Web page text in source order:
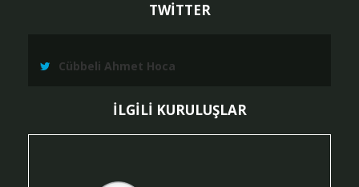
TWİTTER
Cübbeli Ahmet Hoca
İLGİLİ KURULUŞLAR